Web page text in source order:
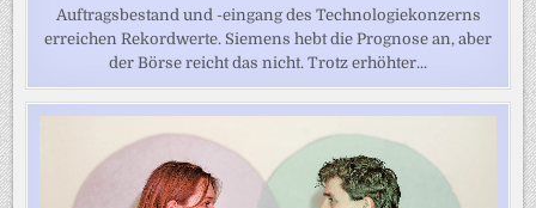
Auftragsbestand und -eingang des Technologiekonzerns
erreichen Rekordwerte. Siemens hebt die Prognose an, aber
der Börse reicht das nicht. Trotz erhöhter...